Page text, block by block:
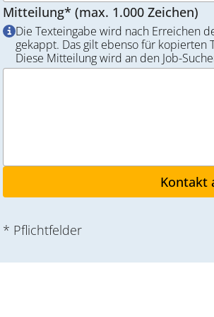
Die Texteingabe wird nach Erreichen
gekappt. Das gilt ebenso für kopierten
Diese Mitteilung wird an den Job-
Mitteilung* (max. 1.000 Zeichen)
* Pflichtfelder